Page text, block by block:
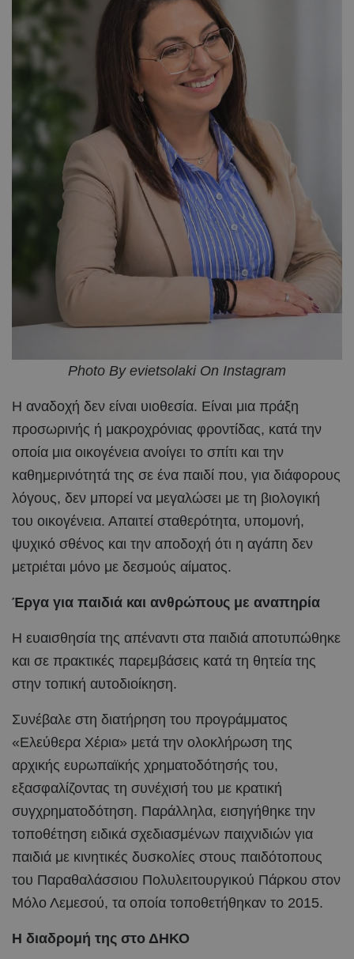
Photo By evietsolaki On Instagram
Η αναδοχή δεν είναι υιοθεσία. Είναι μια πράξη
προσωρινής ή μακροχρόνιας φροντίδας, κατά την
οποία μια οικογένεια ανοίγει το σπίτι και την
καθημερινότητά της σε ένα παιδί που, για διάφορους
λόγους, δεν μπορεί να μεγαλώσει με τη βιολογική
του οικογένεια. Απαιτεί σταθερότητα, υπομονή,
ψυχικό σθένος και την αποδοχή ότι η αγάπη δεν
μετριέται μόνο με δεσμούς αίματος.
Έργα για παιδιά και ανθρώπους με αναπηρία
Η ευαισθησία της απέναντι στα παιδιά αποτυπώθηκε
και σε πρακτικές παρεμβάσεις κατά τη θητεία της
στην τοπική αυτοδιοίκηση.
Συνέβαλε στη διατήρηση του προγράμματος
«Ελεύθερα Χέρια» μετά την ολοκλήρωση της
αρχικής ευρωπαϊκής χρηματοδότησής του,
εξασφαλίζοντας τη συνέχισή του με κρατική
συγχρηματοδότηση. Παράλληλα, εισηγήθηκε την
τοποθέτηση ειδικά σχεδιασμένων παιχνιδιών για
παιδιά με κινητικές δυσκολίες στους παιδότοπους
του Παραθαλάσσιου Πολυλειτουργικού Πάρκου στον
Μόλο Λεμεσού, τα οποία τοποθετήθηκαν το 2015.
Η διαδρομή της στο ΔΗΚΟ